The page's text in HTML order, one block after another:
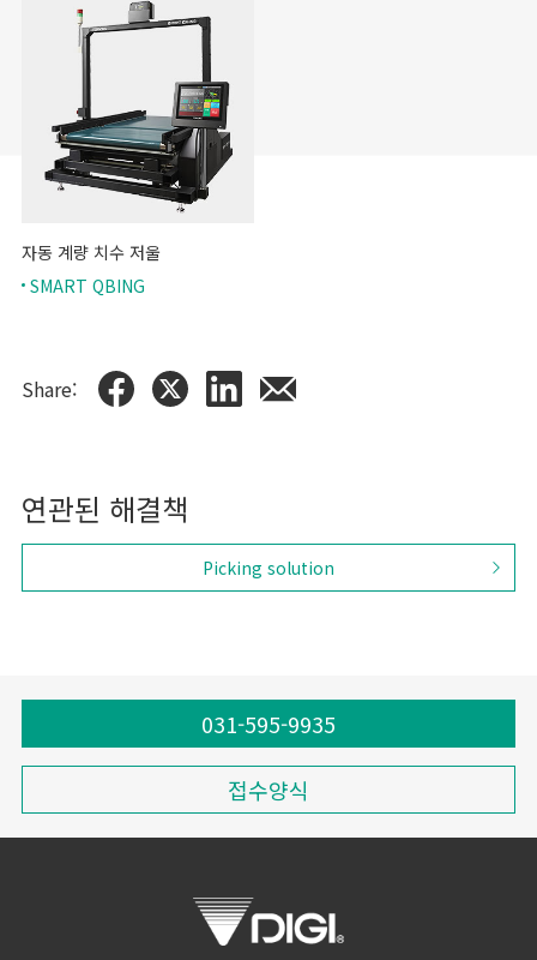
자동 계량 치수 저울
SMART QBING
Share:
연관된 해결책
Picking solution
031-595-9935
접수양식